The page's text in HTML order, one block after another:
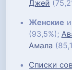
Джей
Женские
(93,5%);
Амала
Списки